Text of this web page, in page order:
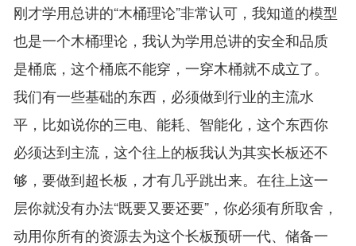
刚才学用总讲的“木桶理论”非常认可，我知道的模型
也是一个木桶理论，我认为学用总讲的安全和品质
是桶底，这个桶底不能穿，一穿木桶就不成立了。
我们有一些基础的东西，必须做到行业的主流水
平，比如说你的三电、能耗、智能化，这个东西你
必须达到主流，这个往上的板我认为其实长板还不
够，要做到超长板，才有几乎跳出来。在往上这一
层你就没有办法“既要又要还要”，你必须有所取舍，
动用你所有的资源去为这个长板预研一代、储备一